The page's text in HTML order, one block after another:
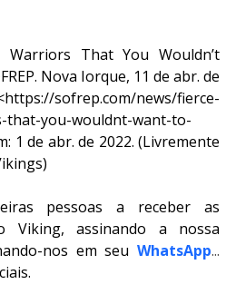
Warriors That You Wouldn’t
Nova Iorque, 11 de abr. de
sofrep.com/news/fierce-
that-you-wouldnt-want-to-
1 de abr. de 2022. (Livremente
pessoas a receber as
Viking, assinando a nossa
nos em seu WhatsApp...